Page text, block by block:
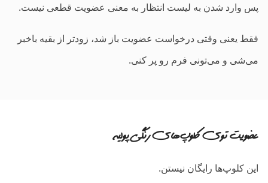
پس وارد شدن به لیست انتظار به معنی عضویت قطعی نیست.
فقط یعنی وقتی درخواست عضویت باز شد، زودتر از بقیه باخبر
می‌شی و می‌تونی فرم رو پر کنی.
عضویت توی کلوپ‌های رنگی پولیه
این کلوپ‌ها رایگان نیستن.